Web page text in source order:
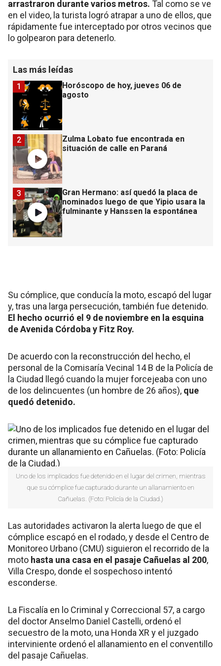
arrastraron durante varios metros. Tal como se ve
en el video, la turista logró atrapar a uno de ellos, que
rápidamente fue interceptado por otros vecinos que
lo golpearon para detenerlo.
Las más leídas
Horóscopo de hoy, jueves 06 de
agosto
1
Zulma Lobato fue encontrada en
situación de calle en Paraná
2
Gran Hermano: así quedó la placa de
nominados luego de que Yipio usara la
fulminante y Hanssen la espontánea
3
Su cómplice, que conducía la moto, escapó del lugar
y, tras una larga persecución, también fue detenido.
El hecho ocurrió el 9 de noviembre en la esquina
de Avenida Córdoba y Fitz Roy.
De acuerdo con la reconstrucción del hecho, el
personal de la Comisaría Vecinal 14 B de la Policía de
la Ciudad llegó cuando la mujer forcejeaba con uno
de los delincuentes (un hombre de 26 años), que
quedó detenido.
Uno de los implicados fue detenido en el lugar del crimen, mientras
que su cómplice fue capturado durante un allanamiento en
Cañuelas. (Foto: Policía de la Ciudad.)
Las autoridades activaron la alerta luego de que el
cómplice escapó en el rodado, y desde el Centro de
Monitoreo Urbano (CMU) siguieron el recorrido de la
moto hasta una casa en el pasaje Cañuelas al 200,
Villa Crespo, donde el sospechoso intentó
esconderse.
La Fiscalía en lo Criminal y Correccional 57, a cargo
del doctor Anselmo Daniel Castelli, ordenó el
secuestro de la moto, una Honda XR y el juzgado
interviniente ordenó el allanamiento en el conventillo
del pasaje Cañuelas.